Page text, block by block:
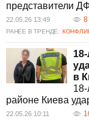
представители
22.05.26 13:49 8
РАНЕЕ В ТРЕНДЕ:
в
районе Киева
22.05.26 10:11